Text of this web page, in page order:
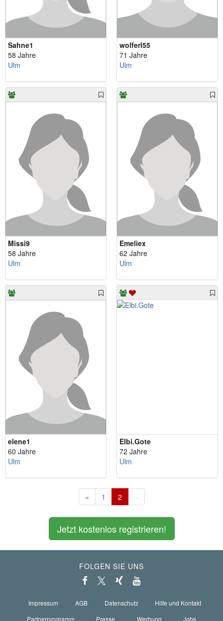
Sahne1
58 Jahre
Ulm
wolferl55
71 Jahre
Ulm
Missi9
58 Jahre
Ulm
Emeliex
62 Jahre
Ulm
elene1
60 Jahre
Ulm
Elbi.Gote
72 Jahre
Ulm
« 1 2 »
Jetzt kostenlos registrieren!
FOLGEN SIE UNS
Impressum AGB Datenschutz
Hilfe und Kontakt
Partnerprogramm
Presse Werbung Jobs